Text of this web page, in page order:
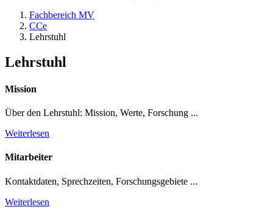
Fachbereich MV
CCe
Lehrstuhl
Lehrstuhl
Mission
Über den Lehrstuhl: Mission, Werte, Forschung ...
Weiterlesen
Mitarbeiter
Kontaktdaten, Sprechzeiten, Forschungsgebiete ...
Weiterlesen